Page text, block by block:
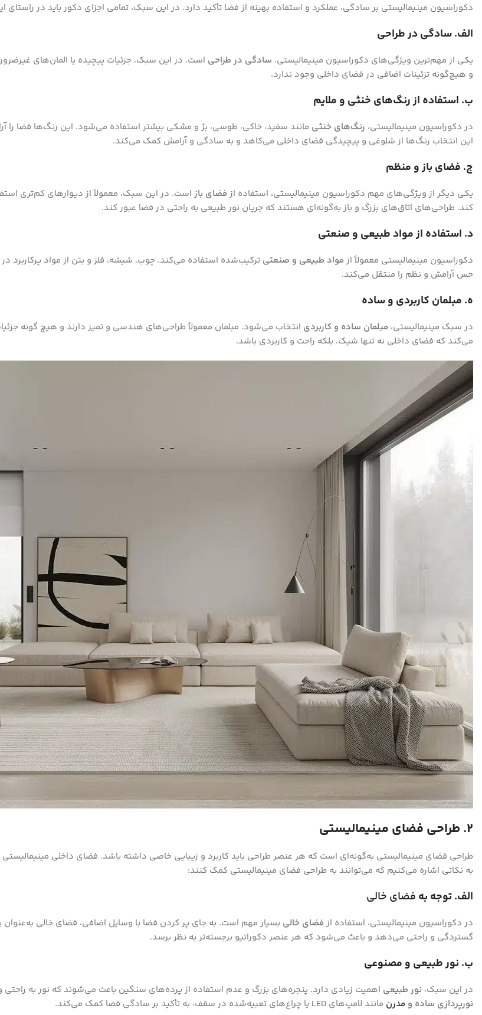
دکوراسیون مینیمالیستی بر سادگی، عملکرد و استفاده بهینه از فضا تأکید دارد. در این سبک، تمامی اجزای دکور باید در
الف. سادگی در طراحی
یکی از مهم‌ترین ویژگی‌های دکوراسیون مینیمالیستی، سادگی در طراحی است. در این سبک، جزئیات پیچیده یا المان‌های
و هیچ‌گونه تزئینات اضافی در فضای داخلی وجود ندارد.
ب. استفاده از رنگ‌های خنثی و ملایم
در دکوراسیون مینیمالیستی، رنگ‌های خنثی مانند سفید، خاکی، طوسی، بژ و مشکی بیشتر استفاده می‌شود. این رنگ‌ها فضا را
این انتخاب رنگ‌ها از شلوغی و پیچیدگی فضای داخلی می‌کاهد و به سادگی و آرامش کمک می‌کند.
ج. فضای باز و منظم
یکی دیگر از ویژگی‌های مهم دکوراسیون مینیمالیستی، استفاده از فضای باز است. در این سبک، معمولاً از دیوارهای کم‌تری
کند. طراحی‌های اتاق‌های بزرگ و باز به‌گونه‌ای هستند که جریان نور طبیعی به راحتی در فضا عبور کند.
د. استفاده از مواد طبیعی و صنعتی
دکوراسیون مینیمالیستی معمولاً از مواد طبیعی و صنعتی ترکیب‌شده استفاده می‌کند. چوب، شیشه، فلز و بتن از مواد
حس آرامش و نظم را منتقل می‌کند.
ه. مبلمان کاربردی و ساده
در سبک مینیمالیستی، مبلمان ساده و کاربردی انتخاب می‌شود. مبلمان معمولاً طراحی‌های هندسی و تمیز دارند و هیچ گونه
می‌کند که فضای داخلی نه تنها شیک، بلکه راحت و کاربردی باشد.
2. طراحی فضای مینیمالیستی
طراحی فضای مینیمالیستی به‌گونه‌ای است که هر عنصر طراحی باید کاربرد و زیبایی خاصی داشته باشد. فضای داخلی مینیمالیستی
به نکاتی اشاره می‌کنیم که می‌توانند به طراحی فضای مینیمالیستی کمک کنند:
الف. توجه به فضای خالی
در دکوراسیون مینیمالیستی، استفاده از فضای خالی بسیار مهم است. به جای پر کردن فضا با وسایل اضافی، فضای خالی
گستردگی و راحتی می‌دهد و باعث می‌شود که هر عنصر دکوراتیو برجسته‌تر به نظر برسد.
ب. نور طبیعی و مصنوعی
در این سبک، نور طبیعی اهمیت زیادی دارد. پنجره‌های بزرگ و عدم استفاده از پرده‌های سنگین باعث می‌شوند که نور به
نورپردازی ساده و مدرن مانند لامپ‌های LED یا چراغ‌های تعبیه‌شده در سقف، به تأکید بر سادگی فضا کمک می‌کند.